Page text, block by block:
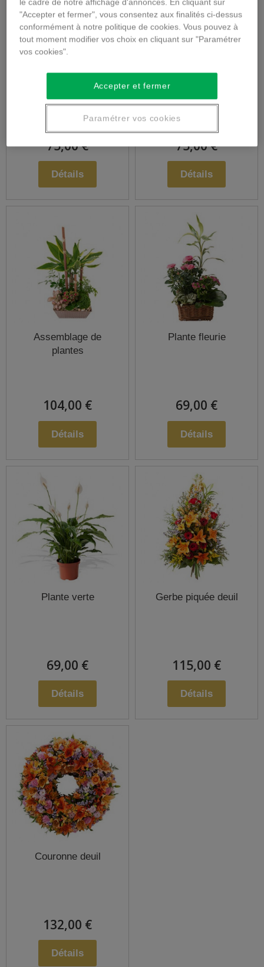
fleurs en hauteur
75,00 €
Détails
fleurs piquées
75,00 €
Détails
Assemblage de
plantes
104,00 €
Détails
Plante fleurie
69,00 €
Détails
Plante verte
69,00 €
Détails
Gerbe piquée deuil
115,00 €
Détails
Couronne deuil
132,00 €
Détails
"Accepter et fermer", vous consentez aux finalités ci-dessus
conformément à notre politique de cookies. Vous pouvez à
tout moment modifier vos choix en cliquant sur "Paramétrer
vos cookies".
Accepter et fermer
Paramétrer vos cookies